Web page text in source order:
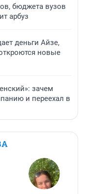
бюджета вузов
арбуз
деньги Айзе,
новые
зачем
и переехал в